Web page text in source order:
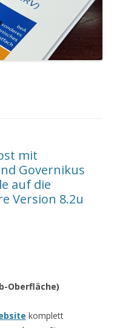
mit
Governikus
auf die
Version 8.2u
Oberfläche)
komplett